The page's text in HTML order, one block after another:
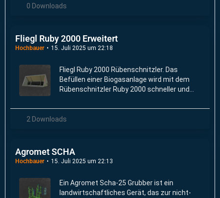
0 Downloads
Fliegl Ruby 2000 Erweitert
Hochbauer 15. Juli 2025 um 22:18
Fliegl Ruby 2000 Rübenschnitzler. Das
Befüllen einer Biogasanlage wird mit dem
Rübenschnitzler Ruby 2000 schneller und
2 Downloads
Agromet SCHA
Hochbauer 15. Juli 2025 um 22:13
Ein Agromet Scha-25 Grubber ist ein
landwirtschaftliches Gerät, das zur nicht-